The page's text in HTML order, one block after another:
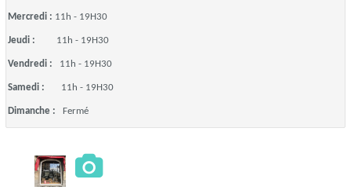
Mercredi : 11h - 19H30
Jeudi : 11h - 19H30
Vendredi : 11h - 19H30
Samedi : 11h - 19H30
Dimanche : Fermé